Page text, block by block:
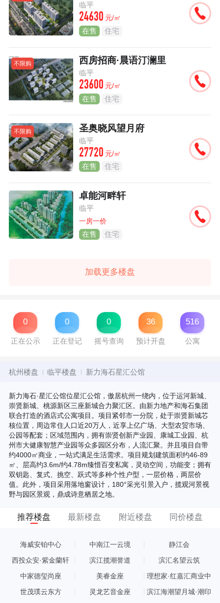
临平
24630 元/㎡
在售 住宅
不限购 西房招商·晨语汀澜里
临平
23600 元/㎡
在售 住宅
不限购 圣奥晓风望月府
临平
27720 元/㎡
在售 住宅
卓能河畔轩
临平
一房一价
在售 住宅
加载更多楼盘
0
正在公示
0
正在登记
0
摇号查询
36
预计开盘
516
公寓
杭州楼盘 临平楼盘 新力海石星汇公馆
新力海石·星汇公馆位星汇公馆，傲居杭州一绕内，位于运河新城、
崇贤新城、桃源新区三座新城合力聚汇区。由新力地产和海石集团
联合打造的酒店式公寓项目。项目紧邻市一分院，处于崇贤新城芯
核位置，周边常住人口近20万人，近享上亿广场、大型农贸市场、
公园等配套；区域范围内，拥有崇贤创新产业园、康城工业园、杭
州市大健康智慧产业园等众多园区分布，人流汇聚。并且项目自带
约4000㎡商业，一站式满足生活需求。项目规划建筑面积约46-89
㎡、层高约3.6m/约4.78m臻惜百变私寓，灵动空间，功能变；拥有
双钥匙、复式、挑空、跃式等多种个性户型，一层价格，两层价
值。此外，项目采用落地窗设计，180°采光引景入户，揽观河景视
野与园区景观，鼎成诗意栖居之地。
推荐楼盘 最新楼盘 附近楼盘 同价楼盘
海威安铂中心 中南江一云境 静江会
西投众安·紫金蘭轩 滨江揽潮誉道 滨汇名望云筑
中家德玺尚座 美睿金座
理想家·红嘉汇商业中
世茂璞云东方 灵龙艺音金座 滨江海潮望月城·潮印